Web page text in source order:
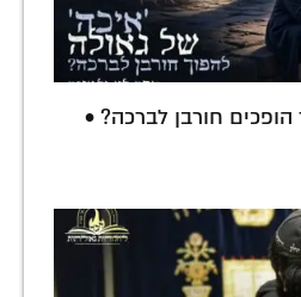
חורבן לברכה? •